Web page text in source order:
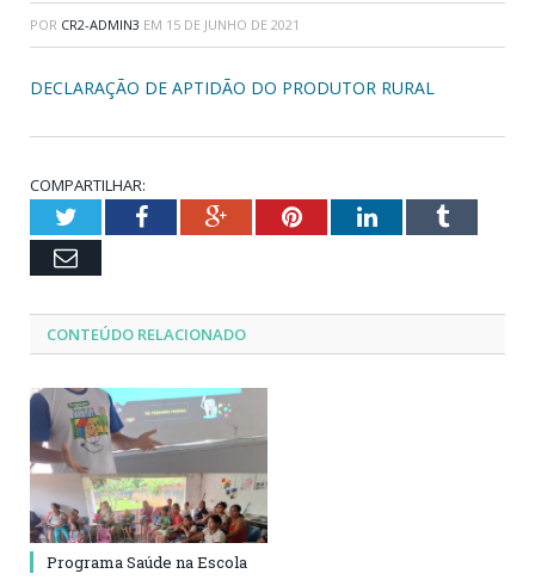
POR CR2-ADMIN3 EM 15 DE JUNHO DE 2021
DECLARAÇÃO DE APTIDÃO DO PRODUTOR RURAL
COMPARTILHAR:
TwitterFacebookGoogle+PinterestLinkedInTumblr
Email
CONTEÚDO RELACIONADO
Programa Saúde na Escola